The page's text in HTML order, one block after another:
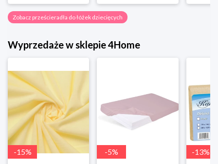
Zobacz prześcieradła do łóżek dziecięcych
Wyprzedaże w sklepie 4Home
-15% -5% -13%